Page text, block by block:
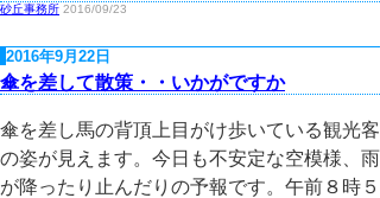
砂丘事務所 2016/09/23
2016年9月22日
傘を差して散策・・いかがですか
傘を差し馬の背頂上目がけ歩いている観光客
の姿が見えます。今日も不安定な空模様、雨
が降ったり止んだりの予報です。午前８時５